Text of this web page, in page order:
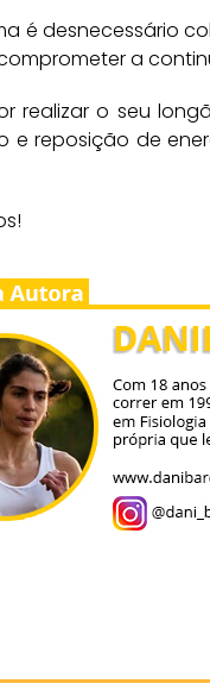
é desnecessário
a
realizar o seu
e reposição de